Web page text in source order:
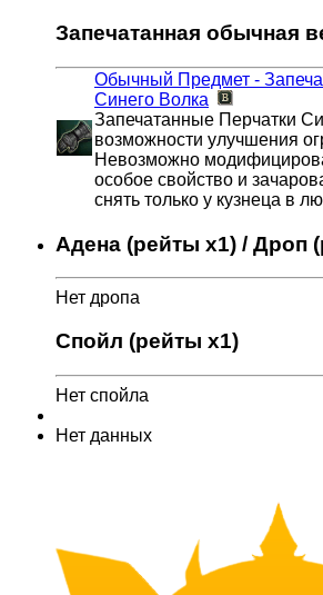
Запечатанная обычная
Обычный Предмет -
Синего Волка
Запечатанные Перчатки
возможности улучшения
Невозможно
особое свойство и
снять только у кузнеца в
Адена (рейты x1) / Дроп
Нет дропа
Спойл (рейты x1)
Нет спойла
Нет данных